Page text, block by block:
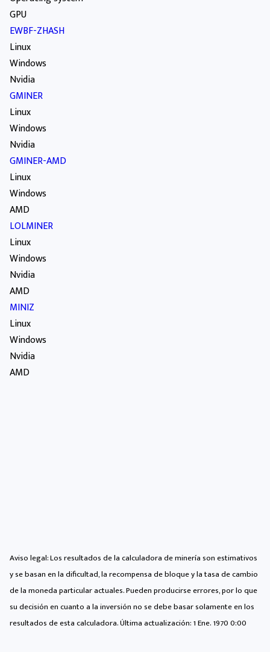
GPU
EWBF-ZHASH
Linux
Windows
Nvidia
GMINER
Linux
Windows
Nvidia
GMINER-AMD
Linux
Windows
AMD
LOLMINER
Linux
Windows
Nvidia
AMD
MINIZ
Linux
Windows
Nvidia
AMD
Aviso legal: Los resultados de la calculadora de minería son estimativos
y se basan en la dificultad, la recompensa de bloque y la tasa de cambio
de la moneda particular actuales. Pueden producirse errores, por lo que
su decisión en cuanto a la inversión no se debe basar solamente en los
resultados de esta calculadora. Última actualización:1 Ene. 1970 0:00